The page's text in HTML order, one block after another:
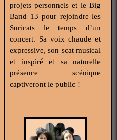
projets personnels et le Big
Band 13 pour rejoindre les
Suricats le temps d’un
concert. Sa voix chaude et
expressive, son scat musical
et inspiré et sa naturelle
présence scénique
captiveront le public !